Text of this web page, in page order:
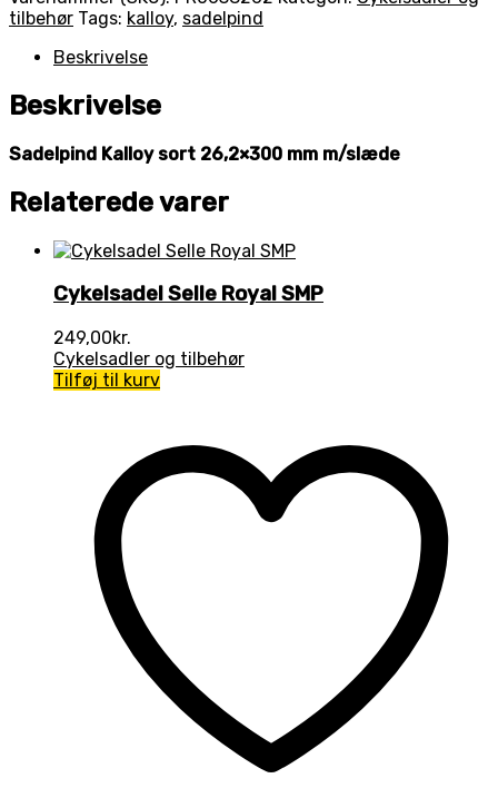
tilbehør Tags: kalloy, sadelpind
Beskrivelse
Beskrivelse
Sadelpind Kalloy sort 26,2×300 mm m/slæde
Relaterede varer
Cykelsadel Selle Royal SMP
249,00kr.
Cykelsadler og tilbehør
Tilføj til kurv